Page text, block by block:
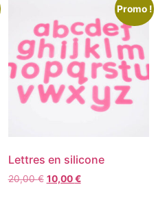
Promo !
Lettres en silicone
20,00€ 10,00€